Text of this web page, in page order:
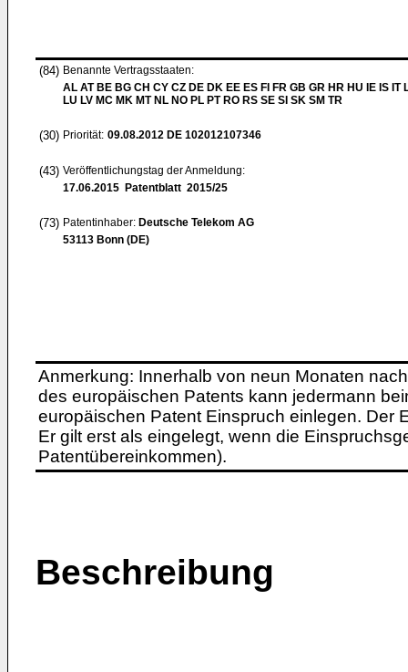
(84) Benannte Vertragsstaaten:
AL AT BE BG CH CY CZ DE DK EE ES FI FR GB GR HR HU IE IS IT
LU LV MC MK MT NL NO PL PT RO RS SE SI SK SM TR
(30) Priorität: 09.08.2012 DE 102012107346
(43) Veröffentlichungstag der Anmeldung:
17.06.2015 Patentblatt 2015/25
(73) Patentinhaber: Deutsche Telekom AG
53113 Bonn (DE)
Anmerkung: Innerhalb von neun Monaten
des europäischen Patents kann jedermann
europäischen Patent Einspruch einlegen. Der
Er gilt erst als eingelegt, wenn die
Patentübereinkommen).
Beschreibung